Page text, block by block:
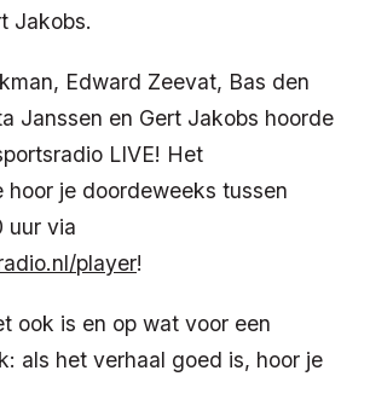
Jakobs.
Edward Zeevat, Bas den
Janssen en Gert Jakobs hoorde
LIVE! Het
hoor je doordeweeks tussen
uur via
player!
ook is en op wat voor een
als het verhaal goed is, hoor je